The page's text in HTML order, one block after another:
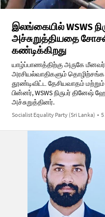
இலங்கையில் WSWS
அச்சுறுத்தியதை
கண்டிக்கிறது
யாழ்ப்பாணத்திற்கு அருகே
அரசியல்வாதிகளும்
தூண்டிவிட்ட தேசியவாதம்
பின்னர், WSWS நிருபர்
அச்சுறுத்தினர்.
Socialist Equality Party (Sri Lanka) •